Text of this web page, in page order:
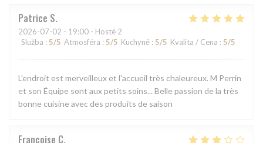
Patrice S
2026-07-02 - 19:00 - Hosté 2
Služba : 5/5 Atmosféra : 5/5 Kuchyně : 5/5 Kvalita / Cena : 5/5
L'endroit est merveilleux et l'accueil très chaleureux. M Perrin
et son Équipe sont aux petits soins... Belle passion de la très
bonne cuisine avec des produits de saison
Françoise C